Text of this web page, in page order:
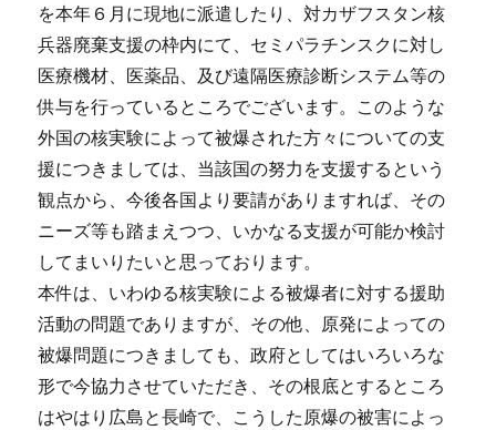
を本年６月に現地に派遣したり、対カザフスタン核
兵器廃棄支援の枠内にて、セミパラチンスクに対し
医療機材、医薬品、及び遠隔医療診断システム等の
供与を行っているところでございます。このような
外国の核実験によって被爆された方々についての支
援につきましては、当該国の努力を支援するという
観点から、今後各国より要請がありますれば、その
ニーズ等も踏まえつつ、いかなる支援が可能か検討
してまいりたいと思っております。
本件は、いわゆる核実験による被爆者に対する援助
活動の問題でありますが、その他、原発によっての
被爆問題につきましても、政府としてはいろいろな
形で今協力させていただき、その根底とするところ
はやはり広島と長崎で、こうした原爆の被害によっ